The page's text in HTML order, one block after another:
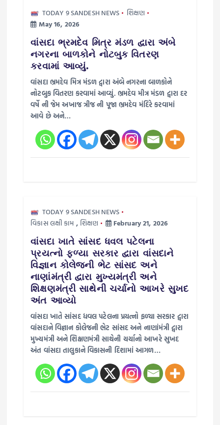
TODAY 9 SANDESH NEWS
શિક્ષણ
May 16, 2026
વાંસદા ભ્રમદેવ મિત્ર મંડળ દ્વારા અંબે
નગરના બાળકોને નોટબુક વિતરણ
કરવામાં આવ્યું.
વાંસદા ભ્રમદેવ મિત્ર મંડળ દ્વારા અંબે નગરના બાળકોને
નોટબુક વિતરણ કરવામાં આવ્યું. ભ્રમદેવ મીત્ર મંડળ દ્વારા દર
વર્ષે ની જેમ અખાજ ત્રીજ ની પૂજા ભ્રમદેવ મંદિરે કરવામાં
આવે છે અને…
TODAY 9 SANDESH NEWS
વિકાસ લક્ષી કામ , શિક્ષણ February 21, 2026
વાંસદા ખાતે સાંસદ ધવલ પટેલના
પ્રયત્નો ફળ્યા સરકાર દ્વારા વાંસદાને
વિજ્ઞાન કોલેજની ભેટ સાંસદ અને
નાણાંમંત્રી દ્વારા મુખ્યમંત્રી અને
શિક્ષણમંત્રી સાથેની ચર્ચાનો આખરે સુખદ
અંત આવ્યો
વાંસદા ખાતે સાંસદ ધવલ પટેલના પ્રયત્નો ફળ્યા સરકાર દ્વારા
વાંસદાને વિજ્ઞાન કોલેજની ભેટ સાંસદ અને નાણાંમંત્રી દ્વારા
મુખ્યમંત્રી અને શિક્ષણમંત્રી સાથેની ચર્ચાનો આખરે સુખદ
અંત વાંસદા તાલુકાને વિકાસની દિશામાં આગળ…